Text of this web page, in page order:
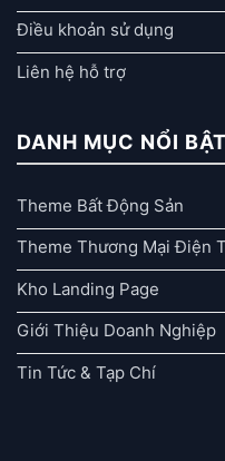
Điều khoản sử dụng
Liên hệ hỗ trợ
DANH MỤC NỔI BẬT
Theme Bất Động Sản
Theme Thương Mại Điện
Kho Landing Page
Giới Thiệu Doanh Nghiệp
Tin Tức & Tạp Chí